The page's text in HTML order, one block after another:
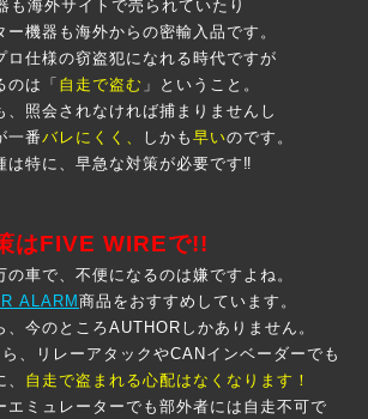
も海外サイトで売られていたり
機器も海外からの密輸入品です。
ロ仕様の窃盗犯になれる時代ですが
は「 自走で盗む 」ということ。
照会されなければ捕まりませんし
一番バレにくく 、 しかも 早いのです。
は特に、早急な対策が必要です‼
はFIVE WIREで!!
車で、不便になるのは嫌ですよね。
ALARM 商品をおすすめしています。
今のところAUTHORしかありません。
ら、リレーアタックやCANインベーダーでも
自走で盗まれる心配はなくなります！
エミュレーターでも部外者には自走不可で